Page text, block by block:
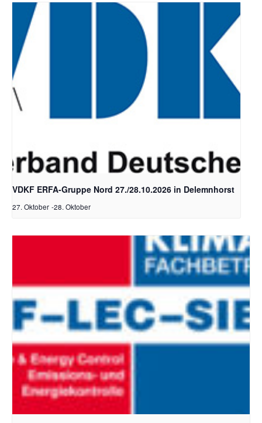
VDKF ERFA-Gruppe Nord 27./28.10.2026 in Delemnhorst
27. Oktober -28. Oktober